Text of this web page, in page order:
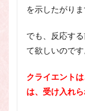
を示したがりま
でも、反応す
て欲しいのです
クライエント
は、受け入れら